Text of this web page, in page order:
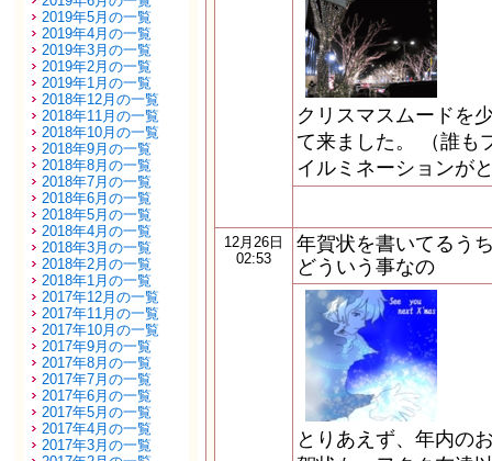
2019年5月の一覧
2019年4月の一覧
2019年3月の一覧
2019年2月の一覧
2019年1月の一覧
2018年12月の一覧
2018年11月の一覧
2018年10月の一覧
2018年9月の一覧
2018年8月の一覧
2018年7月の一覧
2018年6月の一覧
2018年5月の一覧
2018年4月の一覧
2018年3月の一覧
2018年2月の一覧
2018年1月の一覧
2017年12月の一覧
2017年11月の一覧
2017年10月の一覧
2017年9月の一覧
2017年8月の一覧
2017年7月の一覧
2017年6月の一覧
2017年5月の一覧
2017年4月の一覧
2017年3月の一覧
クリスマスムードを
て来ました。 （誰も
イルミネーションが
12月26日
02:53
年賀状を書いてるう
どういう事なの
とりあえず、年内の